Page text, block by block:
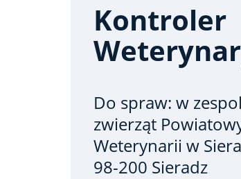
Kontroler
Do spraw: w
zwierząt
Weterynarii w
98-200 Sieradz